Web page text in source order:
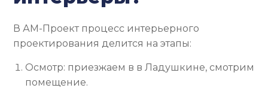
В АМ-Проект процесс интерьерного
проектирования делится на этапы:
Осмотр: приезжаем в в Ладушкине, смотрим
помещение.